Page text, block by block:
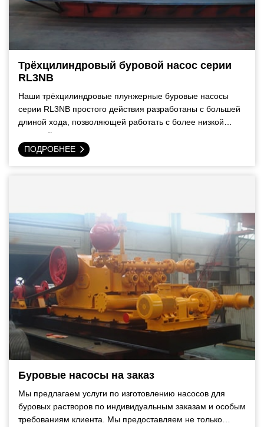
Трёхцилиндровый буровой насос серии
RL3NB
Наши трёхцилиндровые плунжерные буровые насосы
серии RL3NB простого действия разработаны с большей
длиной хода, позволяющей работать с более низкой
частотой хода.
ПОДРОБНЕЕ
Буровые насосы на заказ
Мы предлагаем услуги по изготовлению насосов для
буровых растворов по индивидуальным заказам и особым
требованиям клиента. Мы предоставляем не только